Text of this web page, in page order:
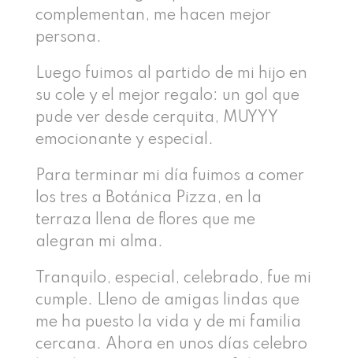
complementan, me hacen mejor
persona.
Luego fuimos al partido de mi hijo en
su cole y el mejor regalo: un gol que
pude ver desde cerquita, MUYYY
emocionante y especial.
Para terminar mi día fuimos a comer
los tres a Botánica Pizza, en la
terraza llena de flores que me
alegran mi alma.
Tranquilo, especial, celebrado, fue mi
cumple. Lleno de amigas lindas que
me ha puesto la vida y de mi familia
cercana. Ahora en unos días celebro